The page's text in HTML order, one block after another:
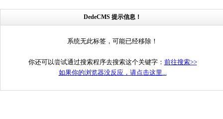
DedeCMS 提示信息！
系统无此标签，可能已经移除！
你还可以尝试通过搜索程序去搜索这个关键字： 前往搜索>>
如果你的浏览器没反应，请点击这里...